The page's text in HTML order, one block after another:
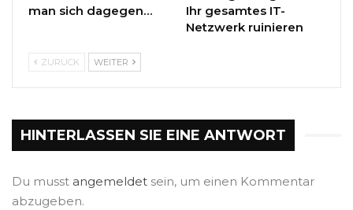
man sich dagegen…
Ihr gesamtes IT-
Netzwerk ruinieren
ZURÜCK WEITER
HINTERLASSEN SIE EINE ANTWORT
Du musst angemeldet sein, um einen Kommentar
abzugeben.